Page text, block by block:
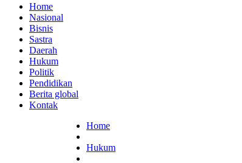
Home
Nasional
Bisnis
Sastra
Daerah
Hukum
Politik
Pendidikan
Berita global
Kontak
Home
Hukum